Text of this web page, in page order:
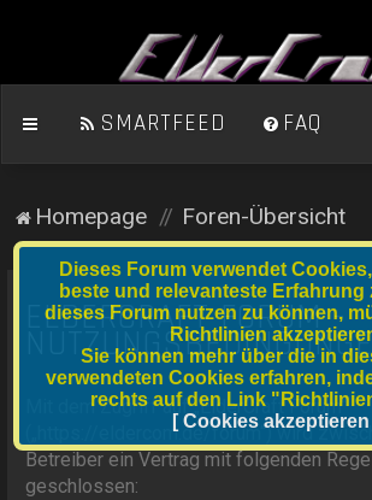
SMARTFEED FAQ
Homepage Foren-Übersicht
ELDERCRAFT FORUM -
Mit dem Zugriff auf „ElderCraft Forum“
(„https://eldercom.de/forum“) wird
Betreiber ein Vertrag mit folgenden
geschlossen:
Dieses Forum verwendet
beste und relevanteste Erfahrung
dieses Forum nutzen zu können,
Richtlinien
Sie können mehr über die in
verwendeten Cookies erfahren,
rechts auf den Link
[ Cookies akzeptieren